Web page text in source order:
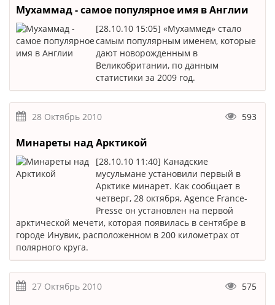
Мухаммад - самое популярное имя в Англии
[28.10.10 15:05] «Мухаммед» стало
самым популярным именем, которые
дают новорожденным в
Великобритании, по данным
статистики за 2009 год.
28 Октябрь 2010 593
Минареты над Арктикой
[28.10.10 11:40] Канадские
мусульмане установили первый в
Арктике минарет. Как сообщает в
четверг, 28 октября, Agence France-
Presse он установлен на первой
арктической мечети, которая появилась в сентябре в
городе Инувик, расположенном в 200 километрах от
полярного круга.
27 Октябрь 2010 575